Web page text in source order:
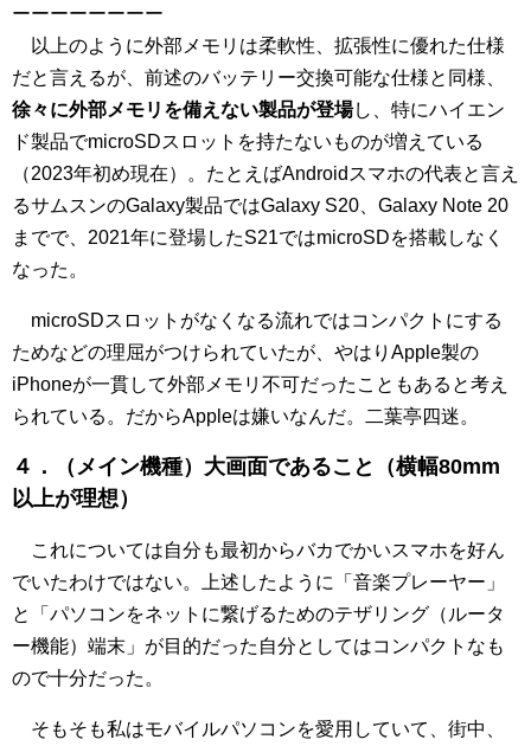
ーーーーーーーー
以上のように外部メモリは柔軟性、拡張性に優れた仕様
だと言えるが、前述のバッテリー交換可能な仕様と同様、
徐々に外部メモリを備えない製品が登場し、特にハイエン
ド製品でmicroSDスロットを持たないものが増えている
（2023年初め現在）。たとえばAndroidスマホの代表と言え
るサムスンのGalaxy製品ではGalaxy S20、Galaxy Note 20
までで、2021年に登場したS21ではmicroSDを搭載しなく
なった。
microSDスロットがなくなる流れではコンパクトにする
ためなどの理屈がつけられていたが、やはりApple製の
iPhoneが一貫して外部メモリ不可だったこともあると考え
られている。だからAppleは嫌いなんだ。二葉亭四迷。
４．（メイン機種）大画面であること（横幅80mm
以上が理想）
これについては自分も最初からバカでかいスマホを好ん
でいたわけではない。上述したように「音楽プレーヤー」
と「パソコンをネットに繋げるためのテザリング（ルータ
ー機能）端末」が目的だった自分としてはコンパクトなも
ので十分だった。
そもそも私はモバイルパソコンを愛用していて、街中、